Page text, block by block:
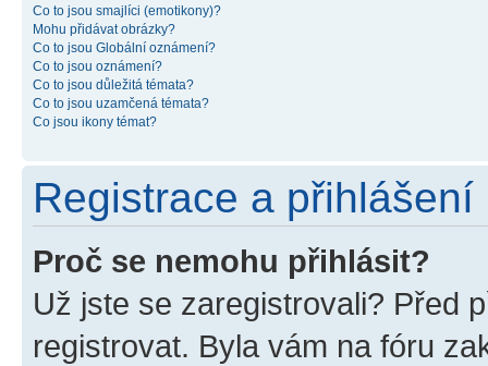
Co to jsou smajlíci (emotikony)?
Mohu přidávat obrázky?
Co to jsou Globální oznámení?
Co to jsou oznámení?
Co to jsou důležitá témata?
Co to jsou uzamčená témata?
Co jsou ikony témat?
Registrace a přihlášení
Proč se nemohu přihlásit?
Už jste se zaregistrovali? Před
registrovat. Byla vám na fóru